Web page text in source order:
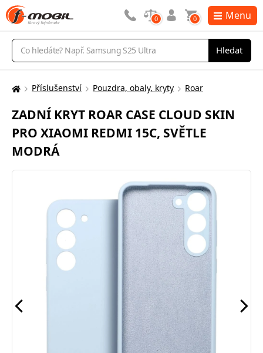
Vyhledávání
Hledat
0 0 Menu
Zde
nacházíte:
Příslušenství Pouzdra, obaly, kryty Roar
ZADNÍ KRYT ROAR CASE CLOUD SKIN
PRO XIAOMI REDMI 15C, SVĚTLE
MODRÁ